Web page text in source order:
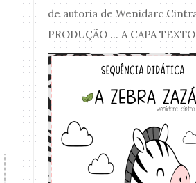
de autoria de Wenidarc
PRODUÇÃO ... A CAPA